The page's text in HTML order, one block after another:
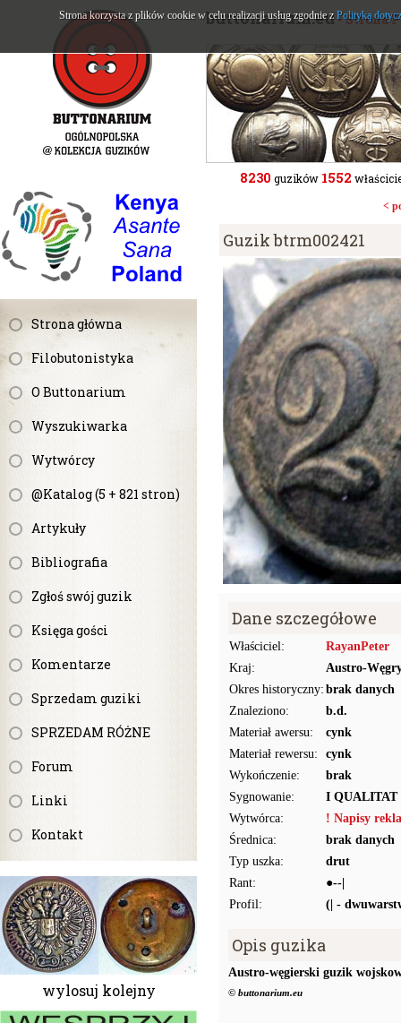
Strona główna
Filobutonistyka
O Buttonarium
Wyszukiwarka
Wytwórcy
@Katalog (5 + 821 stron)
Artykuły
Bibliografia
Zgłoś swój guzik
Księga gości
Komentarze
Sprzedam guziki
SPRZEDAM RÓŻNE
Forum
Linki
Kontakt
wylosuj kolejny
buttonarium.eu- Strona
8230 guzików 1552
<
Guzik btrm002421
Dane szczegółowe
Właściciel:
RayanPeter
Kraj:
Austro-
Okres historyczny: brak danych
Znaleziono:
b.d.
Materiał awersu:
cynk
Materiał rewersu:
cynk
Wykończenie:
brak
Sygnowanie:
I QUALITAT
Wytwórca:
! Napisy
Średnica:
brak danych
Typ uszka:
drut
Rant:
●--|
Profil:
(| -
Opis guzika
Austro-węgierski guzik
© buttonarium.eu
Strona korzysta z plików cookie w celu realizacji usług zgodnie z Polityką